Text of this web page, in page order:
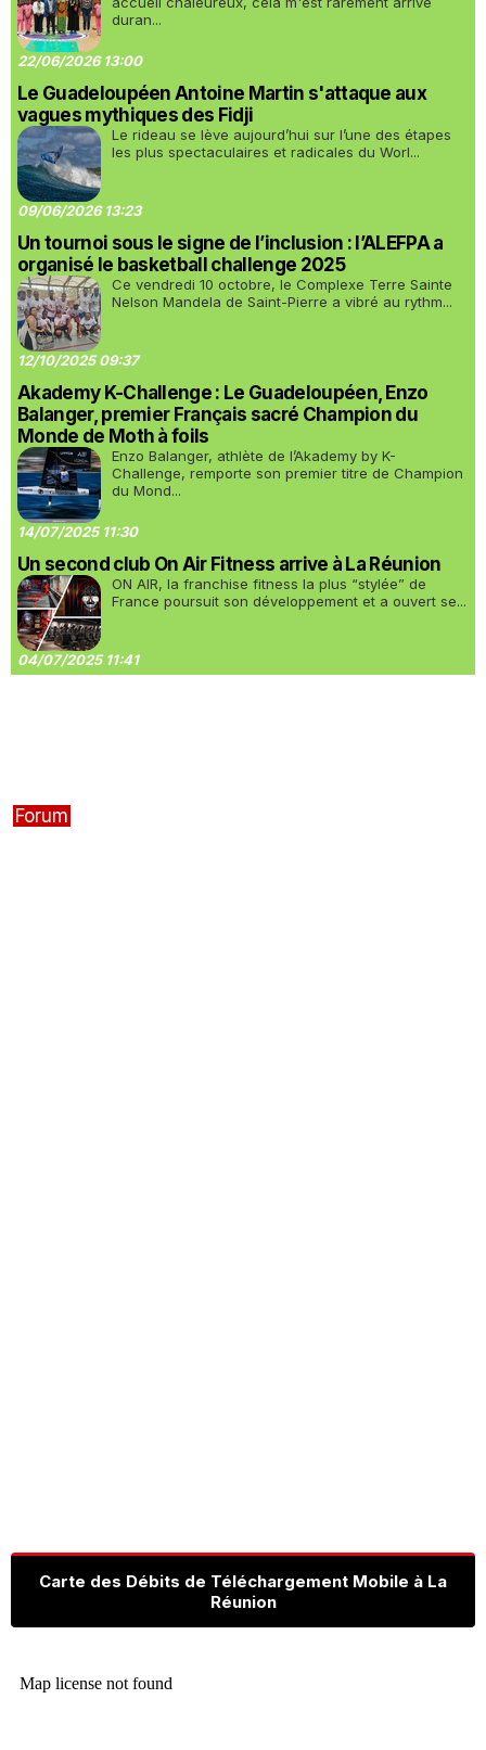
duran...
22/06/2026 13:00
Le Guadeloupéen Antoine Martin s'attaque aux
vagues mythiques des Fidji
Le rideau se lève aujourd’hui sur l’une des étapes
les plus spectaculaires et radicales du Worl...
09/06/2026 13:23
Un tournoi sous le signe de l’inclusion : l’ALEFPA a
organisé le basketball challenge 2025
Ce vendredi 10 octobre, le Complexe Terre Sainte
Nelson Mandela de Saint-Pierre a vibré au rythm...
12/10/2025 09:37
Akademy K-Challenge : Le Guadeloupéen, Enzo
Balanger, premier Français sacré Champion du
Monde de Moth à foils
Enzo Balanger, athlète de l’Akademy by K-
Challenge, remporte son premier titre de Champion
du Mond...
14/07/2025 11:30
Un second club On Air Fitness arrive à La Réunion
ON AIR, la franchise fitness la plus “stylée” de
France poursuit son développement et a ouvert se...
04/07/2025 11:41
Forum
Carte des Débits de Téléchargement Mobile à La
Réunion